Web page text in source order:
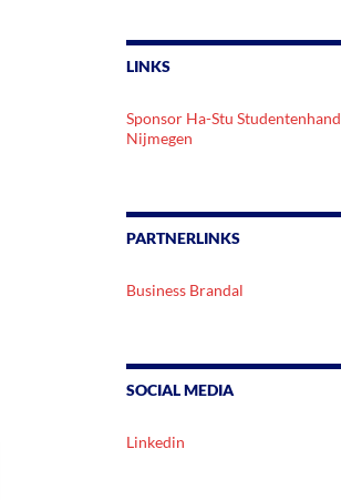
LINKS
Sponsor Ha-Stu
Nijmegen
PARTNERLINKS
Business Brandal
SOCIAL MEDIA
Linkedin